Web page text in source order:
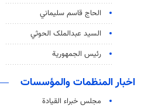
الحاج قاسم سليماني
السید عبدالملک الحوثي
رئيس الجمهورية
اخبار المنظمات والمؤسسات
مجلس خبراء القيادة